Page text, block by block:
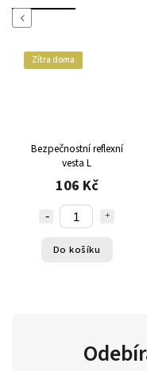
Previous
Zítra doma
Bezpečnostní reflexní
vesta L
106 Kč
Do košíku